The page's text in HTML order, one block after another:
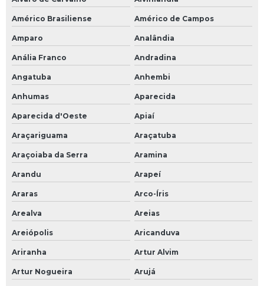
Desengraxante para maos
Desforcimetro preco
Espatula de tirar pneu
Manchao pneu
Martelo de madeira para pneu
Prolongador de valvula de pneu
Protetor de pneu
Remendo para camara de ar
Riscador de pneu
Balanceamento microesfera
Cinta de amarração de carga
Cinta de içamento
Américo Brasiliense Américo de Campos
Amparo Analândia
Anália Franco Andradina
Angatuba Anhembi
Anhumas Aparecida
Aparecida d'Oeste Apiaí
Araçariguama Araçatuba
Araçoiaba da Serra Aramina
Arandu Arapeí
Araras Arco-Íris
Arealva Areias
Areiópolis Aricanduva
Ariranha Artur Alvim
Artur Nogueira Arujá